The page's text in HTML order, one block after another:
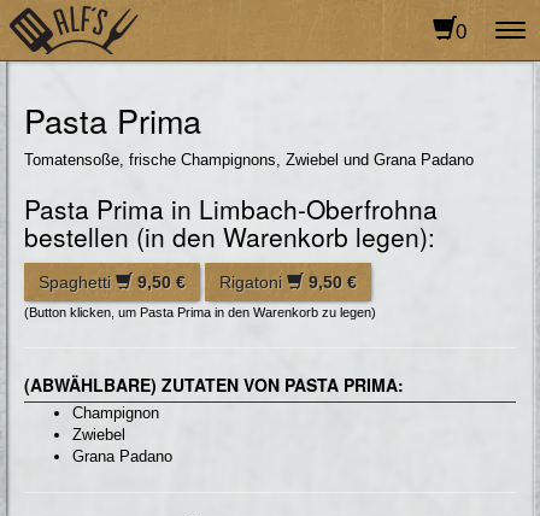
0
Pasta Prima
Tomatensoße, frische Champignons, Zwiebel und Grana Padano
Pasta Prima in Limbach-Oberfrohna
bestellen (in den Warenkorb legen):
Spaghetti 9,50 € Rigatoni 9,50 €
(Button klicken, um Pasta Prima in den Warenkorb zu legen)
(ABWÄHLBARE) ZUTATEN VON PASTA PRIMA:
Champignon
Zwiebel
Grana Padano